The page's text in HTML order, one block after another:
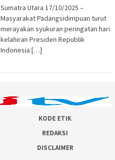
Sumatra Utara 17/10/2025 –
Masyarakat Padangsidimpuan turut
merayakan syukuran peringatan hari
kelahiran Presiden Republik
Indonesia […]
KODE ETIK
REDAKSI
DISCLAIMER